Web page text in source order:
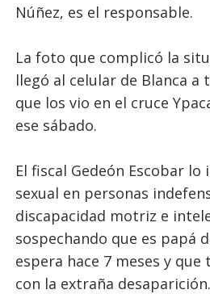
Núñez, es el responsable.
La foto que complicó la
llegó al celular de Blanca a
que los vio en el cruce
ese sábado.
El fiscal Gedeón Escobar
sexual en personas
discapacidad motriz e
sospechando que es papá
espera hace 7 meses y
con la extraña desaparición.